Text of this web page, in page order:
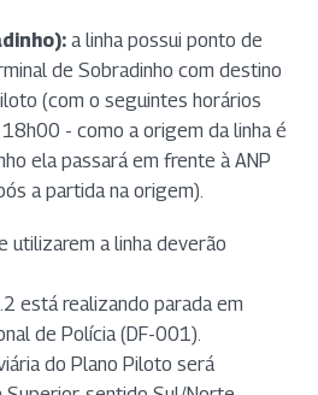
a linha possui ponto de
de Sobradinho com destino
(com o seguintes horários
- como a origem da linha é
ela passará em frente à ANP
a partida na origem).
utilizarem a linha deverão
está realizando parada em
de Polícia (DF-001).
do Plano Piloto será